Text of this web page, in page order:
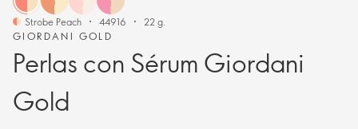
GIORDANI GOLD
Perlas con Sérum Giordani
Gold
Strobe Peach 44916 22 g.